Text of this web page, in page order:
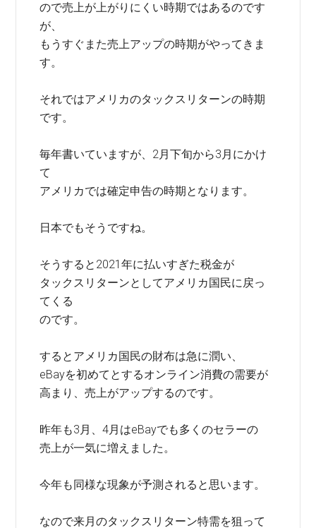
ので売上が上がりにくい時期ではあるのです
が、
もうすぐまた売上アップの時期がやってきま
す。
それではアメリカのタックスリターンの時期
です。
毎年書いていますが、2月下旬から3月にかけ
て
アメリカでは確定申告の時期となります。
日本でもそうですね。
そうすると2021年に払いすぎた税金が
タックスリターンとしてアメリカ国民に戻っ
てくる
のです。
するとアメリカ国民の財布は急に潤い、
eBayを初めてとするオンライン消費の需要が
高まり、売上がアップするのです。
昨年も3月、4月はeBayでも多くのセラーの
売上が一気に増えました。
今年も同様な現象が予測されると思います。
なので来月のタックスリターン特需を狙って